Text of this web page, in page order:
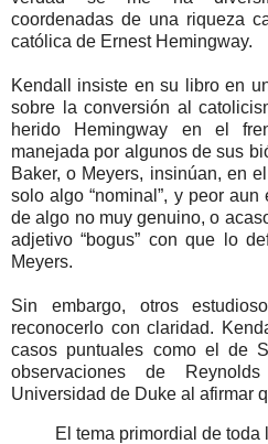
coordenadas de una riqueza
católica de Ernest Hemingway.
Kendall insiste en su libro en
sobre la conversión al
herido Hemingway en el
manejada por algunos de sus
Baker, o Meyers, insinúan, en
solo algo “nominal”, y peor
de algo no muy genuino, o
adjetivo “bogus” con que lo
Meyers.
Sin embargo, otros
reconocerlo con claridad.
casos puntuales como el de
observaciones de
Universidad de Duke al afirmar
El tema primordial de